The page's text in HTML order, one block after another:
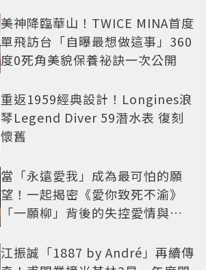
美神降臨華山！TWICE MINA首度
單飛訪台「自曝最想做這事」360
度0死角美貌保養祕訣一次公開
重返1959經典設計！Longines浪
琴Legend Diver 59潛水表 復刻
懷舊
當「永遠愛我」成為最可怕的願
望！一起揭密《愛你致死不渝》
「一願柳」背後的失控愛情與爆
江振誠「1887 by André」再續傳